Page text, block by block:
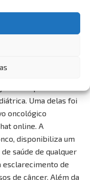
em parceria
de um ambulatório
no Centro Pediátrico
a
Uma delas foi
oncológico
online. A
disponibiliza um
saúde de qualquer
esclarecimento de
de câncer. Além da